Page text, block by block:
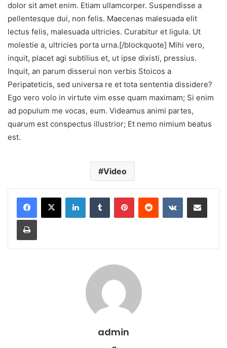
dolor sit amet enim. Etiam ullamcorper. Suspendisse a
pellentesque dui, non felis. Maecenas malesuada elit
lectus felis, malesuada ultricies. Curabitur et ligula. Ut
molestie a, ultricies porta urna.[/blockquote] Mihi vero,
inquit, placet agi subtilius et, ut ipse dixisti, pressius.
Inquit, an parum disserui non verbis Stoicos a
Peripateticis, sed universa re et tota sententia dissidere?
Ego vero volo in virtute vim esse quam maximam; Si enim
ad populum me vocas, eum. Videamus animi partes,
quarum est conspectus illustrior; Et nemo nimium beatus
est.
Video
admin